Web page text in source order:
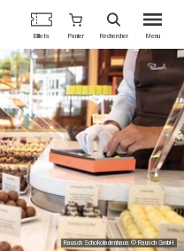
Menu
Billets Panier Rechercher
Rausch Schokoladenhaus © Rausch GmbH